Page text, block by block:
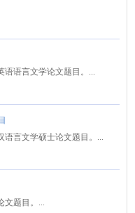
语言文学论文题目。...
言文学硕士论文题目。...
题目。...